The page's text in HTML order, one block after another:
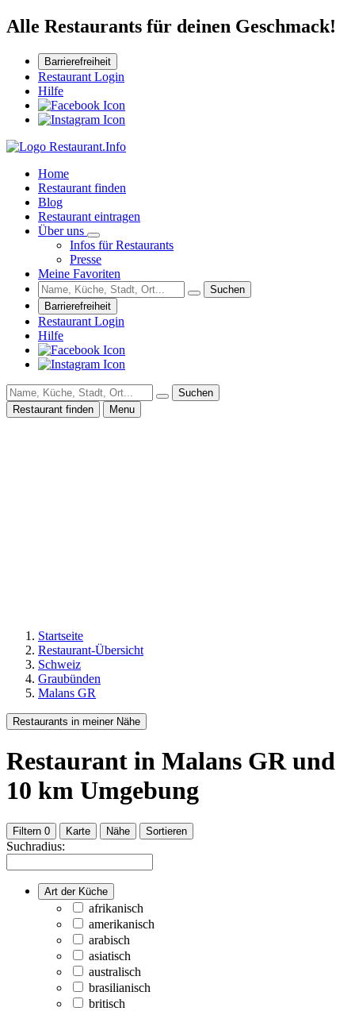
Alle Restaurants für deinen Geschmack!
Barrierefreiheit
Restaurant Login
Hilfe
Home
Restaurant finden
Blog
Restaurant eintragen
Über uns
Infos für Restaurants
Presse
Meine Favoriten
Suchen
Barrierefreiheit
Restaurant Login
Hilfe
Suchen
Restaurant finden
Menu
Startseite
Restaurant-Übersicht
Schweiz
Graubünden
Malans GR
Restaurants in meiner Nähe
Restaurant in Malans GRund
10 km Umgebung
Filtern 0 Karte Nähe Sortieren
Suchradius:
Art der Küche
afrikanisch
amerikanisch
arabisch
asiatisch
australisch
brasilianisch
britisch